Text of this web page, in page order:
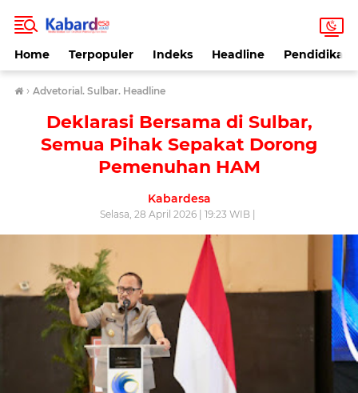
Home Terpopuler Indeks Headline Pendidikan
› Advetorial. Sulbar. Headline
Deklarasi Bersama di Sulbar,
Semua Pihak Sepakat Dorong
Pemenuhan HAM
Kabardesa
Selasa, 28 April 2026 | 19:23 WIB |